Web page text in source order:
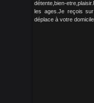
détente,bien-
les ages.Je reçois
déplace à votre